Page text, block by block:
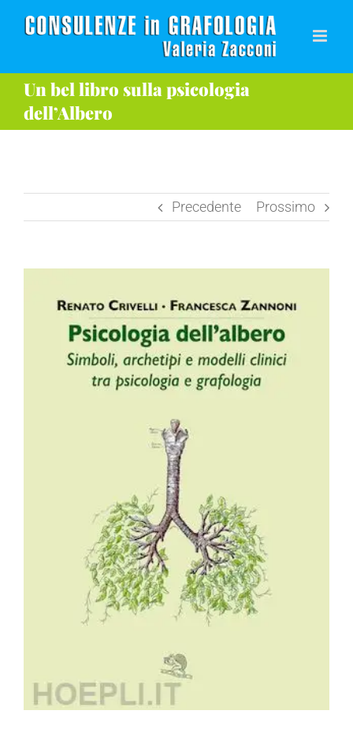
Salta
Un bel libro sulla psicologia
dell’Albero
Precedente Prossimo
immagine